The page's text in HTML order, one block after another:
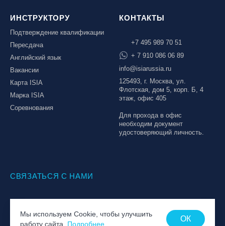
Мы используем Cookie, чтобы улучшить
работу сайта. Подробнее
ОК
ИНСТРУКТОРУ
Подтверждение квалификации
Пересдача
Английский язык
Вакансии
Карта ISIA
Марка ISIA
Соревнования
КОНТАКТЫ
+7 495 989 70 51
+ 7 910 086 06 89
info@isiarussia.ru
125493, г. Москва, ул.
Флотская, дом 5, корп. Б, 4
этаж, офис 405
Для прохода в офис
необходим документ
удостоверяющий личность.
СВЯЗАТЬСЯ С НАМИ
Политика обработки персональных данных